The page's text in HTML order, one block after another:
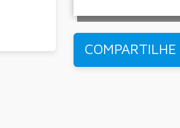
COMPARTILHE